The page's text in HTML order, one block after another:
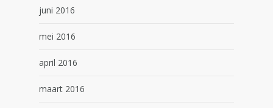
juni 2016
mei 2016
april 2016
maart 2016